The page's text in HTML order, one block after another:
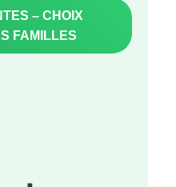
– CHOIX
FAMILLES